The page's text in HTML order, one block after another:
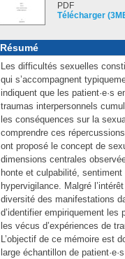
PDF
Télécharger
Résumé
Les difficultés sexuelles
qui s’accompagnent
indiquent que les patient·e·s
traumas interpersonnels
les conséquences sur la
comprendre ces
ont proposé le concept de
dimensions centrales
honte et culpabilité,
hypervigilance. Malgré
diversité des manifestations
d’identifier empiriquement
les vécus d’expériences de
L’objectif de ce mémoire est
large échantillon de